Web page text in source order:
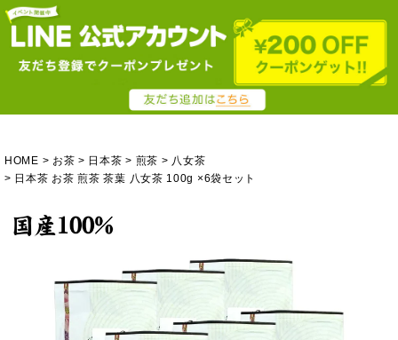
HOME お茶 日本茶 煎茶
八女茶
日本茶 お茶 煎茶 茶葉 八女茶 100g ×6袋セット